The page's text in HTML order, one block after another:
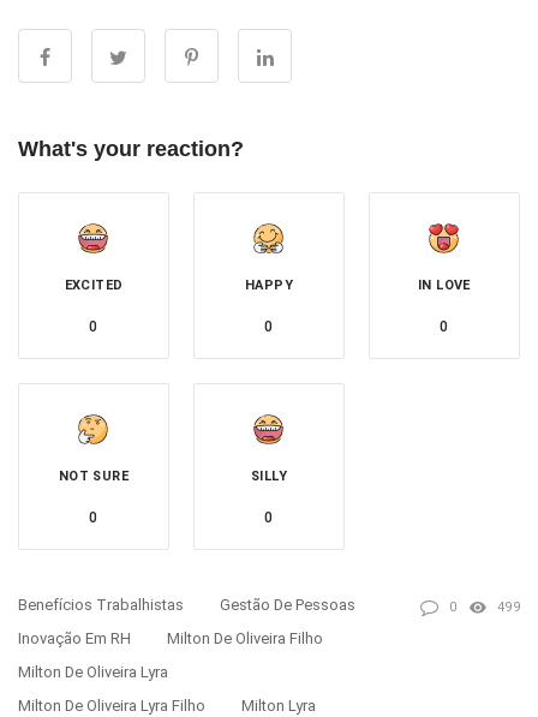
What's your reaction?
EXCITED
0
HAPPY
0
IN LOVE
0
NOT SURE
0
SILLY
0
Benefícios Trabalhistas
Gestão De Pessoas
Inovação Em RH
Milton De Oliveira Filho
Milton De Oliveira Lyra
Milton De Oliveira Lyra Filho
Milton Lyra
0 499